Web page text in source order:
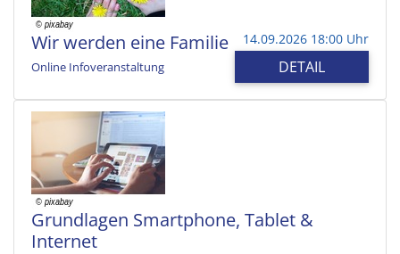
Wir werden eine Familie
Online Infoveranstaltung
14.09.2026 18:00 Uhr
DETAIL
Grundlagen Smartphone, Tablet &
Internet